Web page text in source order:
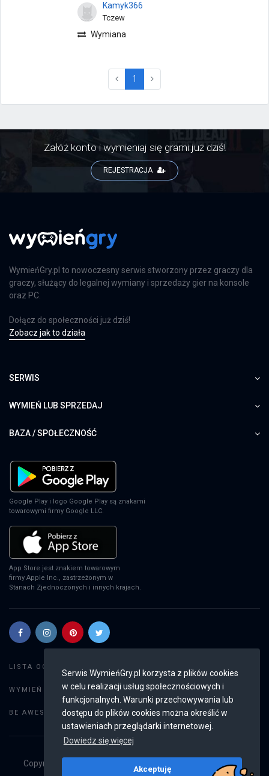
Serwis WymieńGry.pl korzysta z plików cookies
w celu realizacji usług społecznościowych i
funkcjonalnych. Warunki przechowywania lub
dostępu do plików cookies można określić w
ustawieniach przeglądarki internetowej.
Dowiedz się więcej
Akceptuję
Kamyk366
Tczew
Wymiana
1 (current)
Załóż konto i wymieniaj się grami już dziś!
REJESTRACJA
WymieńGry.pl to nowoczesny serwis stworzony przez graczy dla
graczy, służący do legalnej wymiany i sprzedaży gier na konsole
oraz PC.
Dołącz do społeczności już dziś!
Zobacz jak to działa
SERWIS
WYMIEŃ LUB SPRZEDAJ
BAZA / SPOŁECZNOŚĆ
Google Play i logo Google Play są znakami
towarowymi firmy Google LLC.
App Store jest znakiem towarowym
firmy Apple Inc., zastrzeżonym w
Stanach Zjednoczonych i innych krajach.
LISTA OGŁOSZEŃ:
WYMIEŃ GRY: Dodaj ogłoszenie
BE AWESOME: Weryfikacja konta
Copyright © 2019 - 2026
Wszystkie prawa